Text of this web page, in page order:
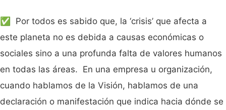
✅ Por todos es sabido que, la ‘crisis’ que afecta a
este planeta no es debida a causas económicas o
sociales sino a una profunda falta de valores humanos
en todas las áreas. En una empresa u organización,
cuando hablamos de la Visión, hablamos de una
declaración o manifestación que indica hacia dónde se